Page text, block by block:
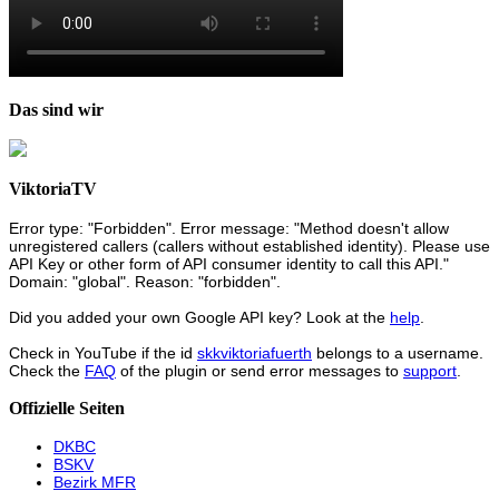
Das sind wir
ViktoriaTV
Error type: "Forbidden". Error message: "Method doesn't allow
unregistered callers (callers without established identity). Please use
API Key or other form of API consumer identity to call this API."
Domain: "global". Reason: "forbidden".
Did you added your own Google API key? Look at the help
Check in YouTube if the id skkviktoriafuerth belongs to a username.
Check the FAQ of the plugin or send error messages to support
Offizielle Seiten
DKBC
BSKV
Bezirk MFR